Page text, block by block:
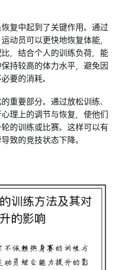
复中起到了关键作用。通过
动员可以更快地恢复体能，
，结合个人的训练负荷，能
持较高的体力水平，避免因
要的消耗。
重要部分。通过放松训练、
理上的调节与恢复，使他们
的训练或比赛。这样可以有
致的竞技状态下降。